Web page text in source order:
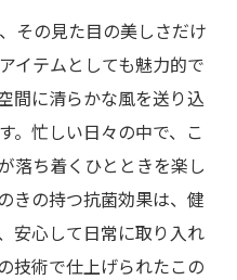
その見た目の美しさだけ
イテムとしても魅力的で
間に清らかな風を送り込
。忙しい日々の中で、こ
落ち着くひとときを楽し
きの持つ抗菌効果は、健
安心して日常に取り入れ
技術で仕上げられたこの